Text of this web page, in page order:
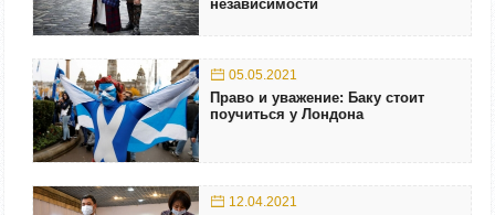
независимости
05.05.2021
Право и уважение: Баку стоит
поучиться у Лондона
12.04.2021